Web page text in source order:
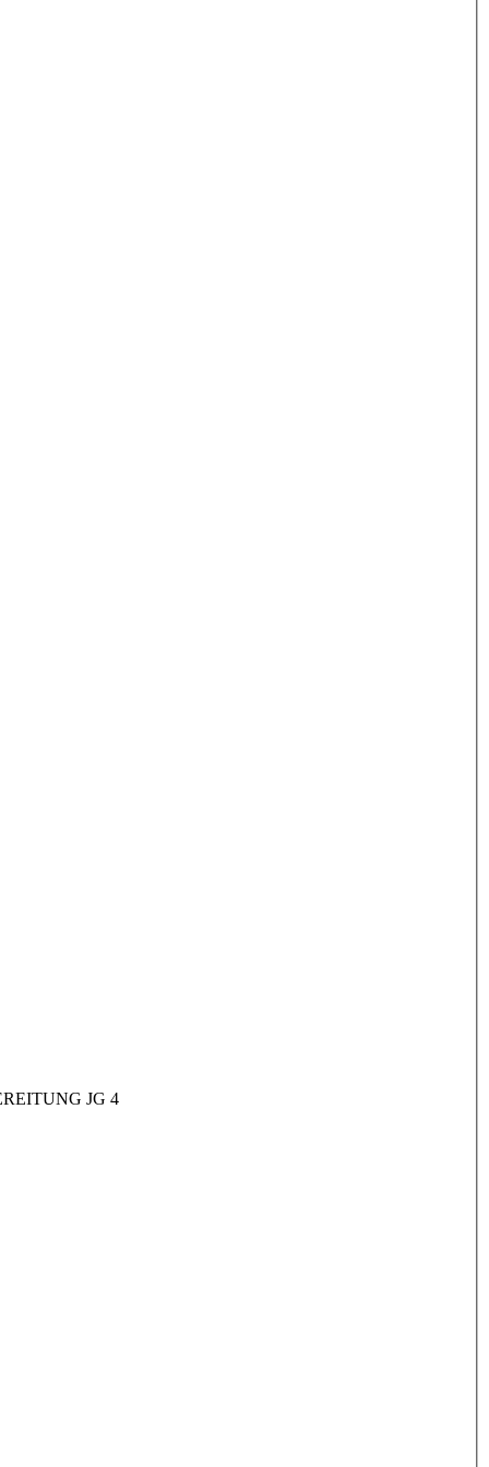
JG 4